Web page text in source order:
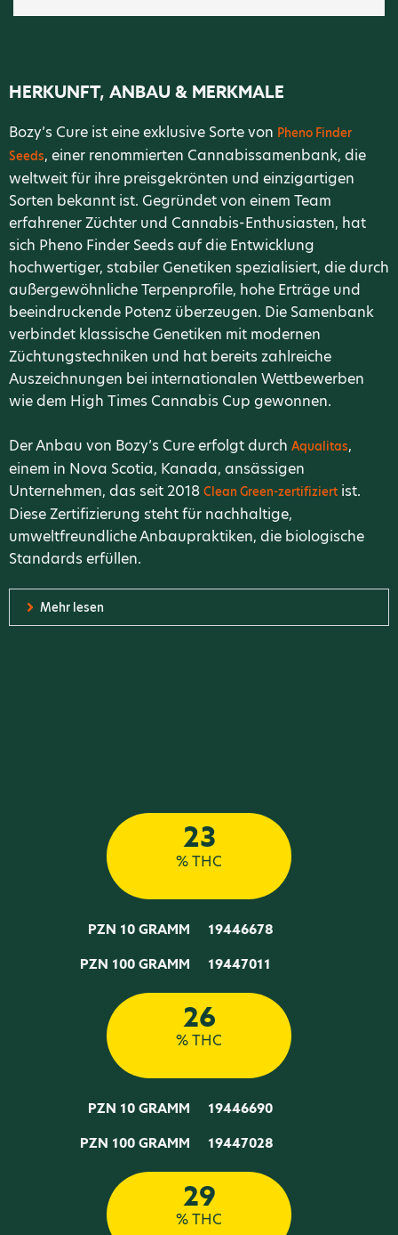
HERKUNFT, ANBAU & MERKMALE
Bozy’s Cure ist eine exklusive Sorte von Pheno Finder
Seeds, einer renommierten Cannabissamenbank, die
weltweit für ihre preisgekrönten und einzigartigen
Sorten bekannt ist. Gegründet von einem Team
erfahrener Züchter und Cannabis-Enthusiasten, hat
sich Pheno Finder Seeds auf die Entwicklung
hochwertiger, stabiler Genetiken spezialisiert, die durch
außergewöhnliche Terpenprofile, hohe Erträge und
beeindruckende Potenz überzeugen. Die Samenbank
verbindet klassische Genetiken mit modernen
Züchtungstechniken und hat bereits zahlreiche
Auszeichnungen bei internationalen Wettbewerben
wie dem High Times Cannabis Cup gewonnen.
Der Anbau von Bozy’s Cure erfolgt durch Aqualitas,
einem in Nova Scotia, Kanada, ansässigen
Unternehmen, das seit 2018 Clean Green-zertifiziert ist.
Diese Zertifizierung steht für nachhaltige,
umweltfreundliche Anbaupraktiken, die biologische
Standards erfüllen.
Mehr lesen
23
% THC
PZN 10 GRAMM
PZN 100 GRAMM
19446678
19447011
26
% THC
PZN 10 GRAMM
PZN 100 GRAMM
19446690
19447028
29
% THC